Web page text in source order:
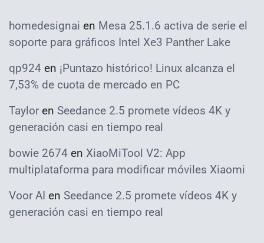
homedesignai en Mesa 25.1.6 activa de serie el
soporte para gráficos Intel Xe3 Panther Lake
qp924 en ¡Puntazo histórico! Linux alcanza el
7,53% de cuota de mercado en PC
Taylor en Seedance 2.5 promete vídeos 4K y
generación casi en tiempo real
bowie 2674 en XiaoMiTool V2: App
multiplataforma para modificar móviles Xiaomi
Voor AI en Seedance 2.5 promete vídeos 4K y
generación casi en tiempo real